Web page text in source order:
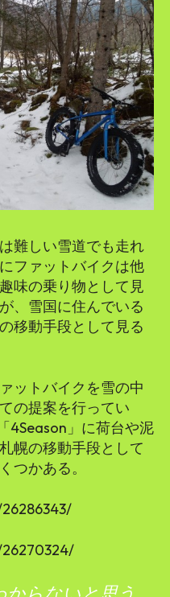
難しい雪道でも走れ
ファットバイクは他
味の乗り物として見
、雪国に住んでいる
移動手段として見る
ットバイクを雪の中
の提案を行ってい
4Season」に荷台や泥
幌の移動手段として
つかある。